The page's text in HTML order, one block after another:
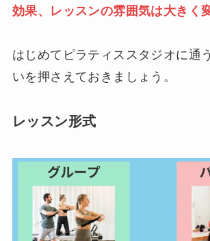
効果、レッスンの雰囲気は大きく
はじめてピラティススタジオに通
いを押さえておきましょう。
レッスン形式